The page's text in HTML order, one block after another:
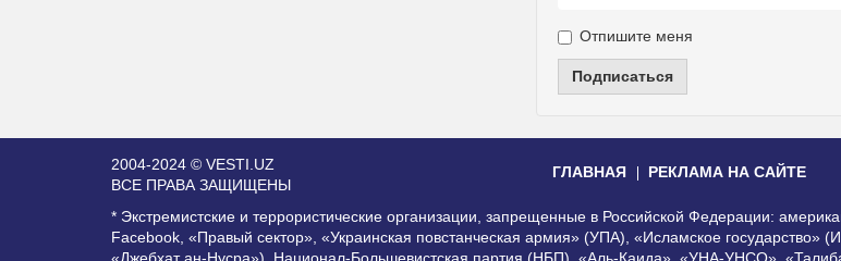
Отпишите меня
Подписаться
2004-2024 © VESTI.UZ
ВСЕ ПРАВА ЗАЩИЩЕНЫ
ГЛАВНАЯ РЕКЛАМА НА САЙТЕ
* Экстремистские и террористические организации, запрещенные в Российской Федерации:
Facebook, «Правый сектор», «Украинская повстанческая армия» (УПА), «Исламское
«Джебхат ан-Нусра»), Национал-Большевистская партия (НБП), «Аль-Каида», «УНА-УНСО»,